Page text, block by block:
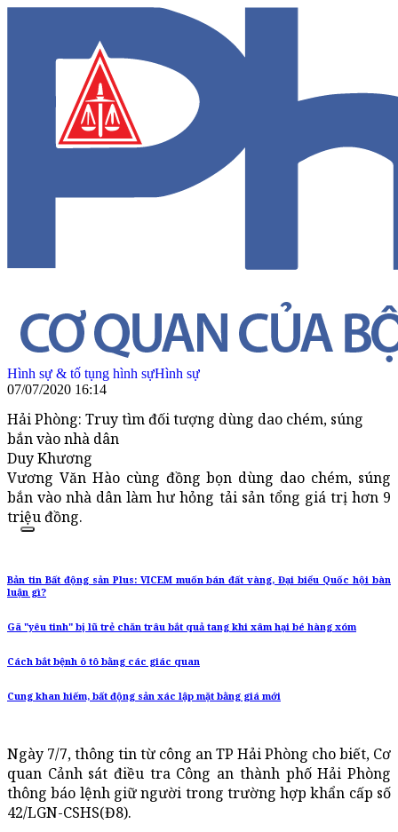
Hình sự & tố tụng hình sựHình sự
07/07/2020 16:14
Hải Phòng: Truy tìm đối tượng dùng dao chém, súng
bắn vào nhà dân
Duy Khương
Vương Văn Hào cùng đồng bọn dùng dao chém, súng
bắn vào nhà dân làm hư hỏng tải sản tổng giá trị hơn 9
triệu đồng.
Bản tin Bất động sản Plus: VICEM muốn bán đất vàng, Đại biểu Quốc hội bàn
luận gì?
Gã "yêu tinh" bị lũ trẻ chăn trâu bắt quả tang khi xâm hại bé hàng xóm
Cách bắt bệnh ô tô bằng các giác quan
Cung khan hiếm, bất động sản xác lập mặt bằng giá mới
Ngày 7/7, thông tin từ công an TP Hải Phòng cho biết, Cơ
quan Cảnh sát điều tra Công an thành phố Hải Phòng
thông báo lệnh giữ người trong trường hợp khẩn cấp số
42/LGN-CSHS(Đ8).